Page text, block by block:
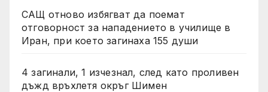
САЩ отново избягват да поемат
отговорност за нападението в училище в
Иран, при което загинаха 155 души
4 загинали, 1 изчезнал, след като проливен
дъжд връхлетя окръг Шимен